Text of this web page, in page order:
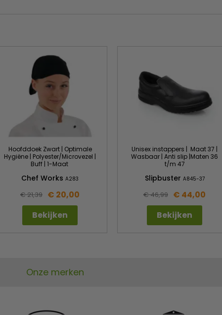
Hoofddoek Zwart | Optimale
Hygiëne | Polyester/Microvezel |
Buff | 1-Maat
Chef Works A283
€ 21,39 € 20,00
Bekijken
Unisex instappers | Maat 37 |
Wasbaar | Anti slip |Maten 36
t/m 47
Slipbuster A845-37
€ 46,99 € 44,00
Bekijken
Onze merken